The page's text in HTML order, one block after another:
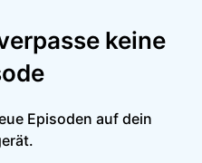
keine
Episoden auf dein